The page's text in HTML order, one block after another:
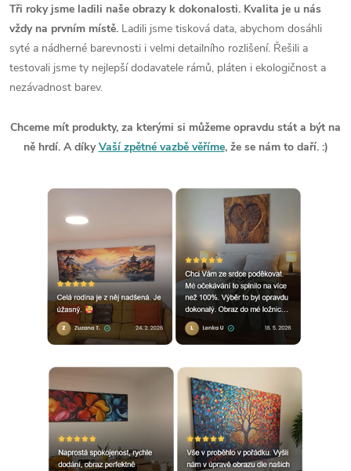
Tři roky jsme ladili naše obrazy k dokonalosti. Kvalita je u nás
vždy na prvním místě. Ladili jsme tisková data, abychom dosáhli
syté a nádherné barevnosti i velmi detailního rozlišení. Řešili a
testovali jsme ty nejlepší dodavatele rámů, pláten i ekologičnost a
nezávadnost barev.
Chceme mít produkty, za kterými si můžeme opravdu stát a být na
ně hrdí. A díkyVaší zpětné vazbě věříme, že se nám to daří. :)